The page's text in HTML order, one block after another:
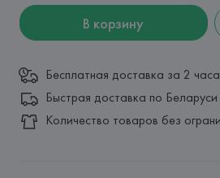
В корзину
Бесплатная доставка за 2
Быстрая доставка по
Количество товаров без